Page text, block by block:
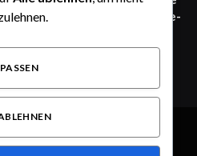
für moderne Industrie-
Heute im Fokus